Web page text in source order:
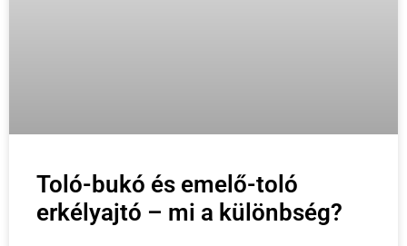
Toló-bukó és emelő-toló
erkélyajtó – mi a különbség?